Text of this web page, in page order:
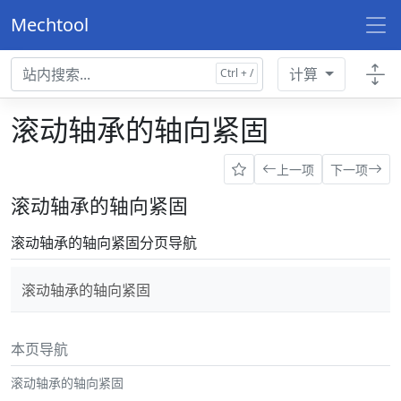
Mechtool
计算
滚动轴承的轴向紧固
上一项 下一项
滚动轴承的轴向紧固
滚动轴承的轴向紧固分页导航
滚动轴承的轴向紧固
本页导航
滚动轴承的轴向紧固